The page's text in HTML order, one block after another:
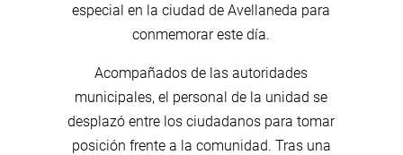
especial en la ciudad de Avellaneda para
conmemorar este día.
Acompañados de las autoridades
municipales, el personal de la unidad se
desplazó entre los ciudadanos para tomar
posición frente a la comunidad. Tras una